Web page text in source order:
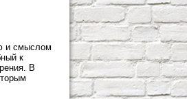
и смыслом
к
В